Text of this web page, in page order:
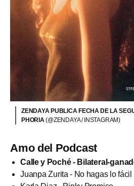
ZENDAYA PUBLICA FECHA DE LA
PHORIA(@ZENDAYA / INSTAGRAM)
Amo del Podcast
Calle y Poché - Bilateral-
Juanpa Zurita - No hagas lo fácil